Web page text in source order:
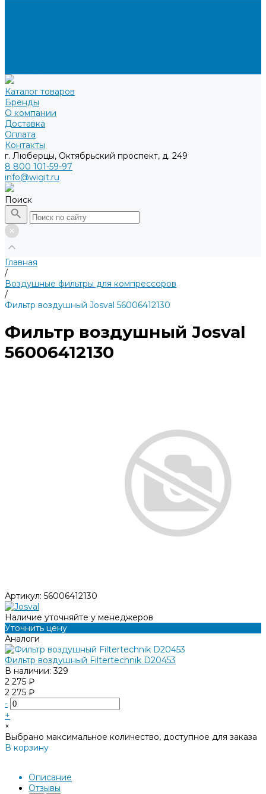
Каталог товаров
Бренды
О компании
Доставка
Оплата
Контакты
г. Люберцы, Октябрьский проспект, д. 249
8 800 101-59-97
info@wigit.ru
Поиск
Главная
/
Воздушные фильтры для компрессоров
/
Фильтр воздушный Josval 56006412130
Фильтр воздушный Josval
56006412130
Артикул: 56006412130
Наличие уточняйте у менеджеров
Уточнить цену
Аналоги
Фильтр воздушный Filtertechnik D20453
В наличии: 329
2 275 ₽
2 275 ₽
-
+
×
Выбрано максимальное количество, доступное для заказа
В корзину
Описание
Отзывы